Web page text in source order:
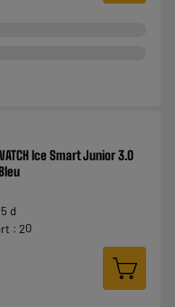
Ice Smart Junior 3.0
d
: 20